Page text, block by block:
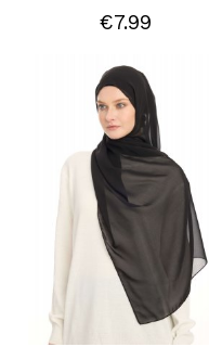
€7.99